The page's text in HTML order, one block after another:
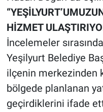
HİZMET
İncelemeler
Yeşilyurt Belediye
ilçenin merkezinden
bölgede planlanan
geçirdiklerini ifade